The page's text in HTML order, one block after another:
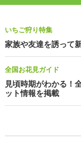
いちご狩り特集
家族や友達を誘って
全国お花見ガイド
見頃時期がわかる！
ット情報を掲載